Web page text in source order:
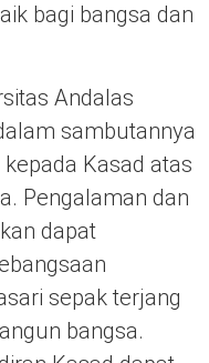
bagi bangsa dan
Andalas
sambutannya
Kasad atas
Pengalaman dan
dapat
sepak terjang
bangsa.